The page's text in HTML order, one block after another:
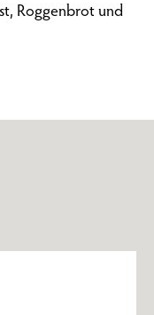
Roggenbrot und